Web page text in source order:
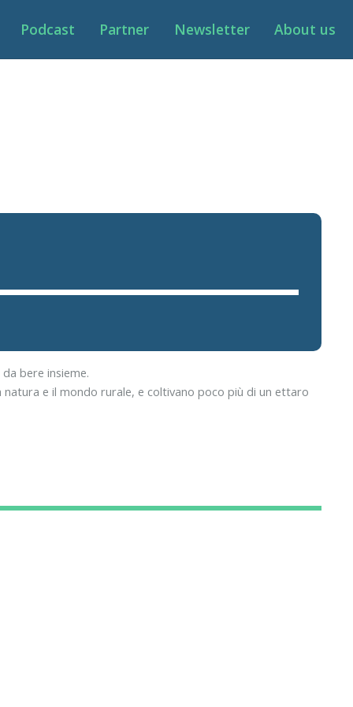
Podcast Partner Newsletter About us
bere insieme.
e il mondo rurale, e coltivano poco più di un ettaro